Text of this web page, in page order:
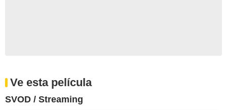
Ve esta película
SVOD / Streaming